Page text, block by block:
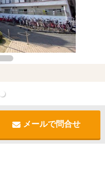
メールで問合せ